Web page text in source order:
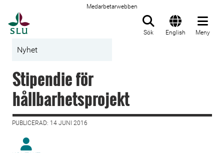
Medarbetarwebben
Sök English Meny
Nyhet
Stipendie för
hållbarhetsprojekt
PUBLICERAD: 14 JUNI 2016